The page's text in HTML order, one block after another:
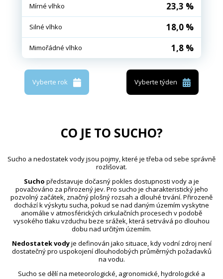
Mírné vlhko 23,3 %
Silné vlhko 18,0 %
Mimořádné vlhko 1,8 %
Vyberte rok Vyberte týden
CO JE TO SUCHO?
Sucho a nedostatek vody jsou pojmy, které je třeba od sebe správně
rozlišovat.
Sucho představuje dočasný pokles dostupnosti vody a je
považováno za přirozený jev. Pro sucho je charakteristický jeho
pozvolný začátek, značný plošný rozsah a dlouhé trvání. Přirozeně
dochází k výskytu sucha, pokud se nad daným územím vyskytne
anomálie v atmosférických cirkulačních procesech v podobě
vysokého tlaku vzduchu beze srážek, která setrvává po dlouhou
dobu nad určitým územím.
Nedostatek vodyje definován jako situace, kdy vodní zdroj není
dostatečný pro uspokojení dlouhodobých průměrných požadavků
na vodu.
Sucho se dělí na meteorologické, agronomické, hydrologické a